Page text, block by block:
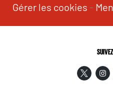
Gérer les cookies -